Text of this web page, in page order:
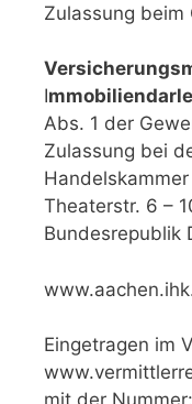
Zulassung beim
I
Abs. 1 der
Zulassung bei
Theaterstr. 6 –
Bundesrepublik
Eingetragen im